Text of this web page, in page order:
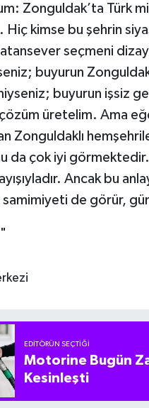
Zonguldak’ta Türk
Hiç kimse bu şehrin
seçmeni
buyurun
buyurun işsiz
üretelim. Ama
Zonguldaklı
da çok iyi
Ancak bu
de görür,
EDITÖRÜN SEÇTIĞI
Motorine Bugün
Kesinleşti